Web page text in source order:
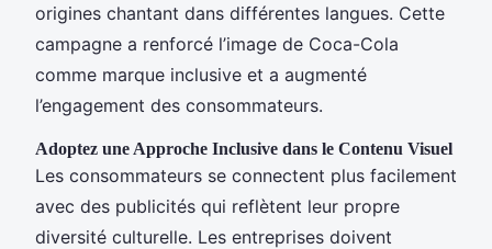
origines chantant dans différentes langues. Cette
campagne a renforcé l’image de Coca-Cola
comme marque inclusive et a augmenté
l’engagement des consommateurs.
Adoptez une Approche Inclusive dans le Contenu Visuel
Les consommateurs se connectent plus facilement
avec des publicités qui reflètent leur propre
diversité culturelle. Les entreprises doivent